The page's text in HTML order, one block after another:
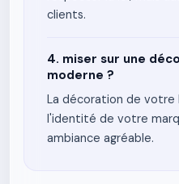
clients.
4. miser sur une
moderne ?
La décoration de
l'identité de votre
ambiance agréable.